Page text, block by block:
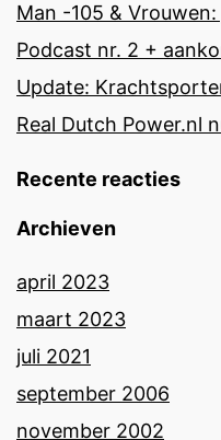
Man -105 &
Podcast nr. 2 +
Update:
Real Dutch Power.nl
Recente reacties
Archieven
april 2023
maart 2023
juli 2021
september 2006
november 2002